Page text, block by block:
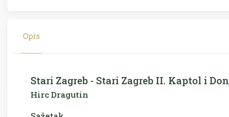
Opis
Stari Zagreb - Stari Zagreb II. Kaptol i
Hirc Dragutin